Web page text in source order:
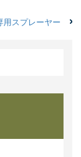
用スプレーヤー